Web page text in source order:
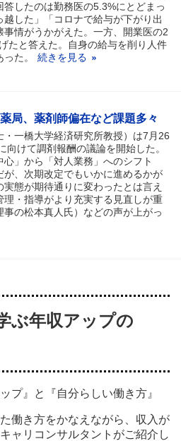
したのは勤務医の5.3%にとどまっ
した」「コロナで給与が下がり出
事情がうかがえた。一方、開業医の2
たと答えた。自身の給与を削り人件
た。
続きを見る
局、薬剤師偏在など課題多々
一橋大学経済研究所教授）は7月26
向けて調剤報酬の議論を開始した。
」から「対人業務」へのシフト
が、次期改定でもいかに進めるかが
態が期待通りに変わったとは言え
理・指導がより充実する見直しが重
の松本真人氏）などの声が上がっ
ぶ年収アップの
プ』と『自分らしい働き方』
働き方をかなえながら、収入が
ャリコンサルタントがご紹介し